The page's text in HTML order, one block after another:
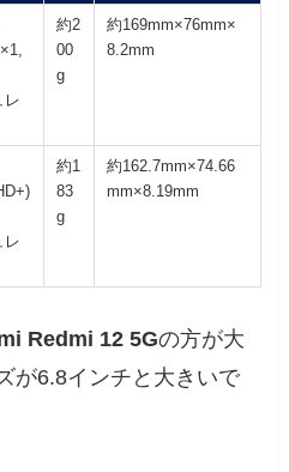
レ
約2
00
g
約169mm×76mm×
8.2mm
レ
約1
83
g
約162.7mm×74.66
mm×8.19mm
Redmi 12 5Gの方が大
が6.8インチと大きいで